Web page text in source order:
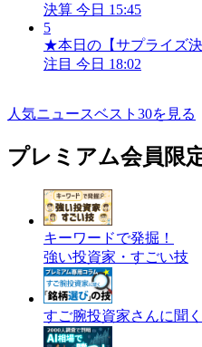
決算 今日 15:45
5
★本日の【サプライズ
注目 今日 18:02
人気ニュースベスト30を見る
プレミアム会員限
キーワードで発掘！
強い投資家・すごい技
すご腕投資家さんに聞